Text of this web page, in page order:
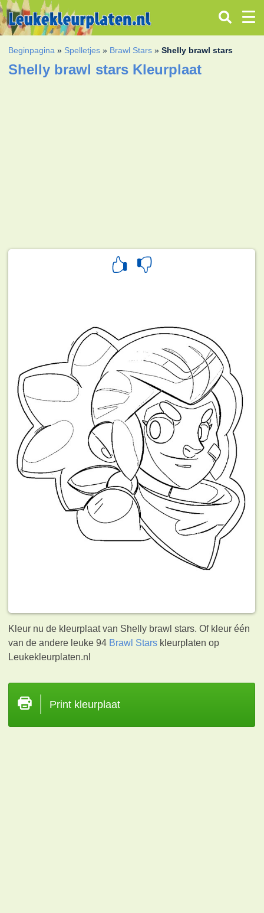
Beginpagina » Spelletjes » Brawl Stars »Shelly brawl stars
Shelly brawl stars Kleurplaat
Kleur nu de kleurplaat van Shelly brawl stars. Of kleur één
van de andere leuke 94 Brawl Stars kleurplaten op
Leukekleurplaten.nl
Print kleurplaat